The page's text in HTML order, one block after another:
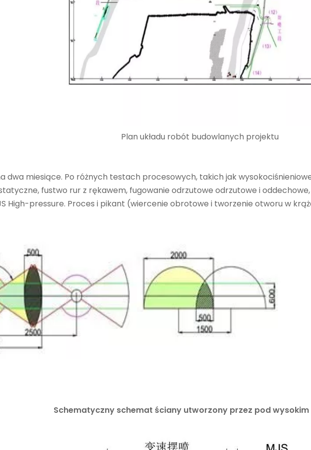
Plan układu robót budowlanych projektu
dwa miesiące. Po różnych testach procesowych, takich jak
fustwo rur z rękawem, fugowanie odrzutowe odrzutowe i
High-pressure. Proces i pikant (wiercenie obrotowe i tworzenie otworu w
Schematyczny schemat ściany utworzony przez pod wysokim